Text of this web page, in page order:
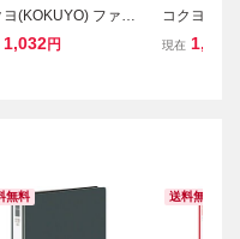
ヨ(KOKUYO) ファイ
ングファイル ER A4
1,032円
コクヨ
ル リング
現在 1,032
無料 送料無料